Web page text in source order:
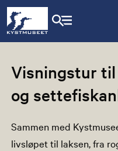
Visningstur
og
Sammen med
livsløpet til laksen, fra